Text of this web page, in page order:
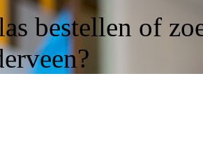
bestellen of